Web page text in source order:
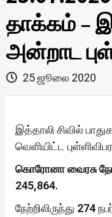
தாக்கம் –
அன்றாட
25 ஜூலை 2020
இத்தாலி சிவில்
வெளியிட்ட
கொரோனா வைரசு
245,864.
நேற்றிலிருந்து 274